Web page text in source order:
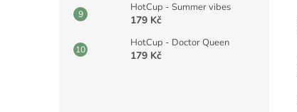
HotCup - Summer vibes
179 Kč
HotCup - Doctor Queen
179 Kč